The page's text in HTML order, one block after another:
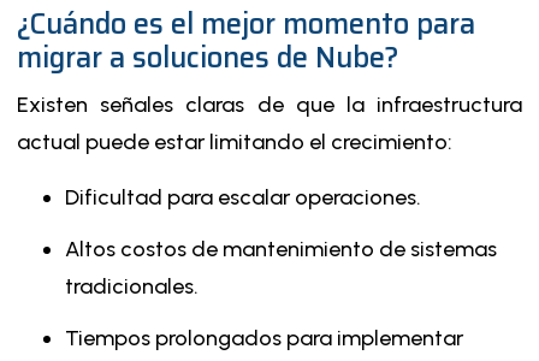
¿Cuándo es el mejor momento para
migrar a soluciones de Nube?
Existen señales claras de que la infraestructura
actual puede estar limitando el crecimiento:
Dificultad para escalar operaciones.
Altos costos de mantenimiento de sistemas
tradicionales.
Tiempos prolongados para implementar